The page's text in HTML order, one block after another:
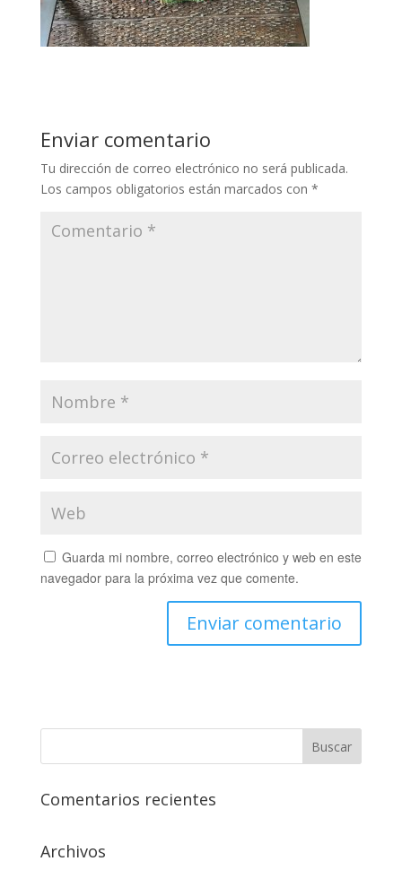
Enviar comentario
Tu dirección de correo electrónico no será publicada.
Los campos obligatorios están marcados con *
Guarda mi nombre, correo electrónico y web en este
navegador para la próxima vez que comente.
Comentarios recientes
Archivos